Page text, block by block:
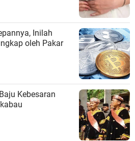
Inilah
oleh Pakar
Kebesaran